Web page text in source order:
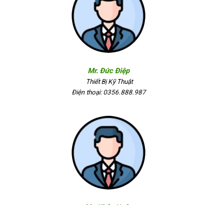
Mr. Đức Điệp
Thiết Bị Kỹ Thuật
Điện thoại: 0356.888.987